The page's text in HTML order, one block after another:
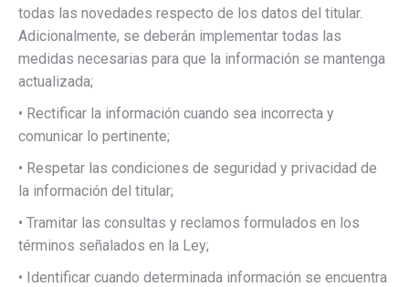
todas las novedades respecto de los datos del titular.
Adicionalmente, se deberán implementar todas las
medidas necesarias para que la información se mantenga
actualizada;
• Rectificar la información cuando sea incorrecta y
comunicar lo pertinente;
• Respetar las condiciones de seguridad y privacidad de
la información del titular;
• Tramitar las consultas y reclamos formulados en los
términos señalados en la Ley;
• Identificar cuando determinada información se encuentra